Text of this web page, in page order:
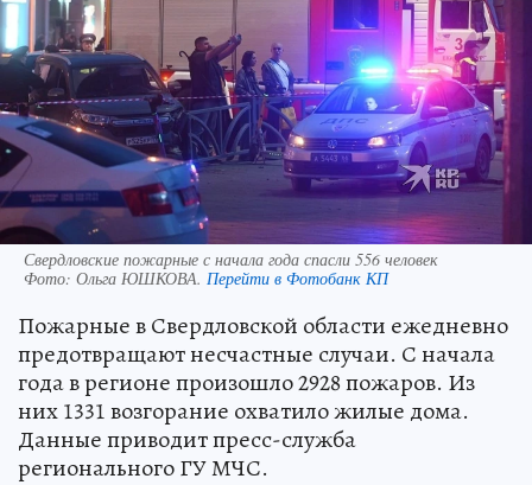
Свердловские пожарные с начала года спасли 556 человек
Фото: Ольга ЮШКОВА. Перейти в Фотобанк КП
Пожарные в Свердловской области ежедневно
предотвращают несчастные случаи. С начала
года в регионе произошло 2928 пожаров. Из
них 1331 возгорание охватило жилые дома.
Данные приводит пресс-служба
регионального ГУ МЧС.